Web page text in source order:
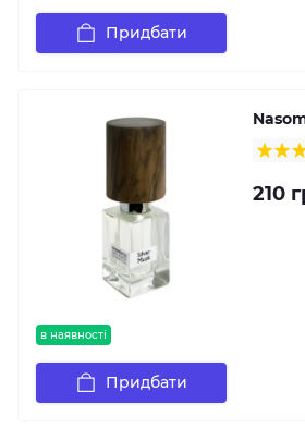
Придбати
в наявності
210
Придбати